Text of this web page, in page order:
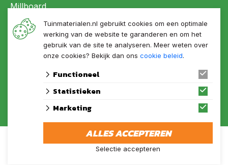
Millboard
Refin ceramiche
LujoGardens®
© 2026 Tuinmaterialen.nl Onderdeel van de LujoGroep
algemene voorwaardenprivacy verklaring
Tuinmaterialen.nl gebruikt cookies om een optimale
werking van de website te garanderen en om het
gebruik van de site te analyseren. Meer weten over
onze cookies? Bekijk dan ons cookie beleid.
Functioneel
Statistieken
Marketing
Selectie accepteren
ALLES ACCEPTEREN